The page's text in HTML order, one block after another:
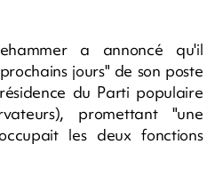
a annoncé qu'il
jours" de son poste
du Parti populaire
promettant "une
les deux fonctions